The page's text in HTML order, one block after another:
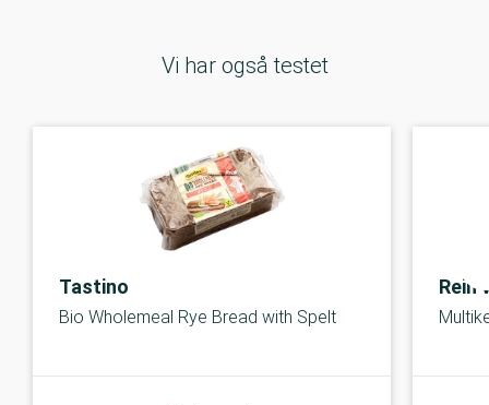
Vi har også testet
Tastino
Bio Wholemeal Rye Bread with Spelt
Rein